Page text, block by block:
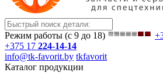
Режим работы (с 9 до 18)
+375 17 224-14-14
info@tk-favorit.by tkfavorit
Каталог продукции